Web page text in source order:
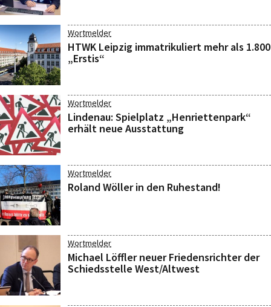
Wortmelder
HTWK Leipzig immatrikuliert mehr als 1.800
„Erstis“
Wortmelder
Lindenau: Spielplatz „Henriettenpark“
erhält neue Ausstattung
Wortmelder
Roland Wöller in den Ruhestand!
Wortmelder
Michael Löffler neuer Friedensrichter der
Schiedsstelle West/Altwest